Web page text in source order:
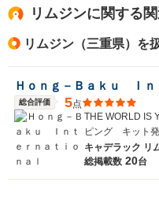
リムジンに関する
リムジン（三重県）を
Ｈｏｎｇ－Ｂａｋｕ Ｉｎ
総合評価 5点
THE WORLD
ピング キット
キャデラック リ
総掲載数 20台